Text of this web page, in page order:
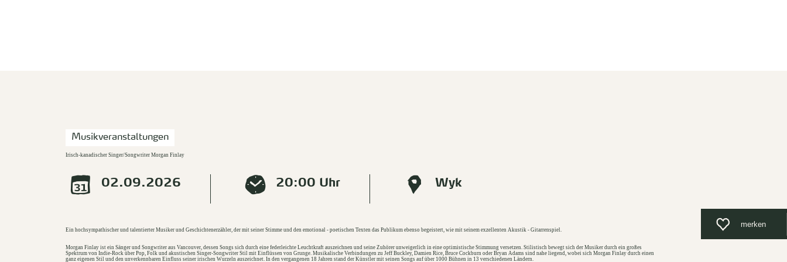
Musikveranstaltungen
Irisch-kanadischer Singer/Songwriter Morgan Finlay
02.09.2026 20:00 Uhr Wyk
Ein hochsympathischer und talentierter Musiker und Geschichtenerzähler, der mit seiner Stimme und den emotional - poetischen Texten das Publikum ebenso begeistert, wie mit seinem exzellenten Akustik - Gitarrenspiel.
Morgan Finlay ist ein Sänger und Songwriter aus Vancouver, dessen Songs sich durch eine federleichte Leuchtkraft auszeichnen und seine Zuhörer unweigerlich in eine optimistische Stimmung versetzen. Stilistisch bewegt sich der Musiker durch ein großes
Spektrum von Indie-Rock über Pop, Folk und akustischen Singer-Songwriter Stil mit Einflüssen von Grunge. Musikalische Verbindungen zu Jeff Buckley, Damien Rice, Bruce Cockburn oder Bryan Adams sind nahe liegend, wobei sich Morgan Finlay durch einen
ganz eigenen Stil und den unverkennbaren Einfluss seiner irischen Wurzeln auszeichnet. In den vergangenen 18 Jahren stand der Künstler mit seinen Songs auf über 1000 Bühnen in 13 verschiedenen Ländern.
merken